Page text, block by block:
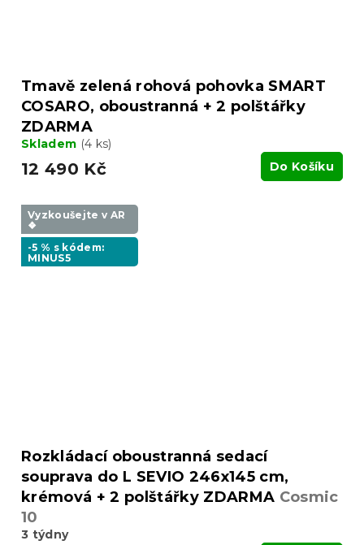
Tmavě zelená rohová pohovka SMART
COSARO, oboustranná + 2 polštářky
ZDARMA
Skladem (4 ks)
12 490 Kč Do Košíku
Vyzkoušejte v AR
❖
-5 % s kódem:
MINUS5
Rozkládací oboustranná sedací
souprava do L SEVIO 246x145 cm,
krémová + 2 polštářky ZDARMA Cosmic
10
3 týdny